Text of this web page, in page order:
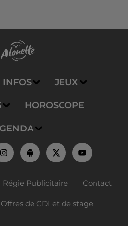
INFOS JEUX
HOROSCOPE
Régie Publicitaire Contact
Offres de CDI et de stage